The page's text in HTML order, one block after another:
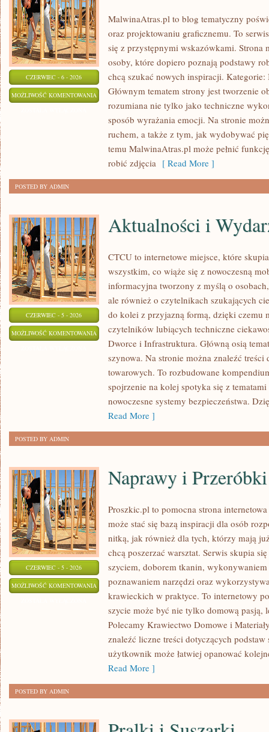
CZERWIEC - 6 - 2026
MOŻLIWOŚĆ KOMENTOWANIA PROJEKTY
KREATYWNE
TRIKI
MalwinaAtras.pl to blog tematyczny
oraz projektowaniu graficznemu. To
się z przystępnymi wskazówkami. Strona
osoby, które dopiero poznają podstawy
chcą szukać nowych inspiracji.
Głównym tematem strony jest tworzenie
rozumiana nie tylko jako techniczne
sposób wyrażania emocji. Na stronie
ruchem, a także z tym, jak wydobywać
temu MalwinaAtras.pl może pełnić
robić zdjęcia [ Read More ]
POSTED BY ADMIN
CZERWIEC - 5 - 2026
MOŻLIWOŚĆ KOMENTOWANIA AKTUALNOŚCI
WYDARZENIA
Aktualności i
CTCU to internetowe miejsce, które
wszystkim, co wiąże się z nowoczesną
informacyjna tworzony z myślą o
ale również o czytelnikach szukających
do kolei z przyjazną formą, dzięki czemu
czytelników lubiących techniczne
Dworce i Infrastruktura. Główną osią
szynowa. Na stronie można znaleźć treści
towarowych. To rozbudowane
spojrzenie na kolej spotyka się z
nowoczesne systemy bezpieczeństwa.
Read More ]
POSTED BY ADMIN
CZERWIEC - 5 - 2026
MOŻLIWOŚĆ KOMENTOWANIA NAPRAWY
PRZERÓBKI
Naprawy i Przeróbki
Proszkic.pl to pomocna strona
może stać się bazą inspiracji dla osób
nitką, jak również dla tych, którzy mają
chcą poszerzać warsztat. Serwis skupia
szyciem, doborem tkanin,
poznawaniem narzędzi oraz
krawieckich w praktyce. To internetowy
szycie może być nie tylko domową pasją,
Polecamy Krawiectwo Domowe i
znaleźć liczne treści dotyczących
użytkownik może łatwiej opanować
Read More ]
POSTED BY ADMIN